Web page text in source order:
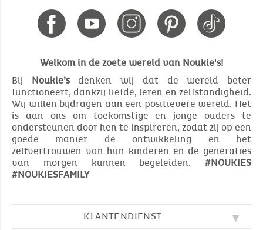
Welkom in de zoete wereld van Noukie's!
Bij Noukie’sdenken wij dat de wereld beter
functioneert, dankzij liefde, leren en zelfstandigheid.
Wij willen bijdragen aan een positievere wereld. Het
is aan ons om toekomstige en jonge ouders te
ondersteunen door hen te inspireren, zodat zij op een
goede manier de ontwikkeling en het
zelfvertrouwen van hun kinderen en de generaties
van morgen kunnen begeleiden. #NOUKIES
#NOUKIESFAMILY
KLANTENDIENST